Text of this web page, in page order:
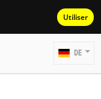
Utiliser
DE